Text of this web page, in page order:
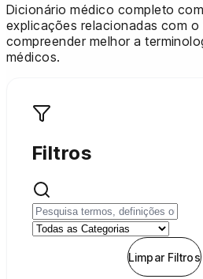
Dicionário médico completo
explicações relacionadas com
compreender melhor a
médicos.
Filtros
Limpar Filtros